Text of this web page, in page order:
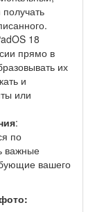
18
прямо в
их
и
или
:
по
важные
вашего